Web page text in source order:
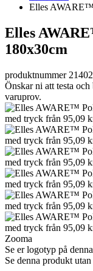
Elles
Elles
180x30cm
produktnummer
Önskar ni att testa
varuprov.
Zooma
Se er logotyp på
Se denna produkt